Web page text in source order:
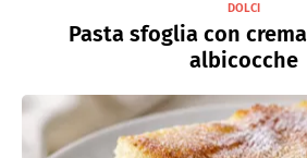
DOLCI
Pasta sfoglia con
albicocche